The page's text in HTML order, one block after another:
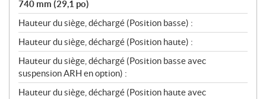
740 mm (29,1 po)
Hauteur du siège, déchargé (Position basse) :
Hauteur du siège, déchargé (Position haute) :
Hauteur du siège, déchargé (Position basse avec
suspension ARH en option) :
Hauteur du siège, déchargé (Position haute avec